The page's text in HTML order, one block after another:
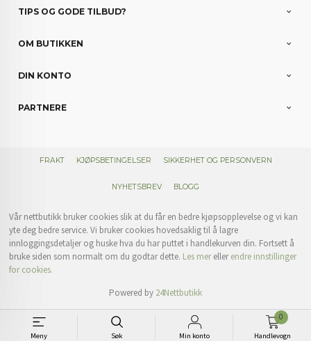
Meny Søk Min konto Handlevogn
0
TIPS OG GODE TILBUD?
OM BUTIKKEN
DIN KONTO
PARTNERE
FRAKT KJØPSBETINGELSER SIKKERHET OG PERSONVERN
NYHETSBREV BLOGG
Vår nettbutikk bruker cookies slik at du får en bedre kjøpsopplevelse og vi kan
yte deg bedre service. Vi bruker cookies hovedsaklig til å lagre
innloggingsdetaljer og huske hva du har puttet i handlekurven din. Fortsett å
bruke siden som normalt om du godtar dette. Les merellerendre innstillinger
for cookies.
Powered by 24Nettbutikk